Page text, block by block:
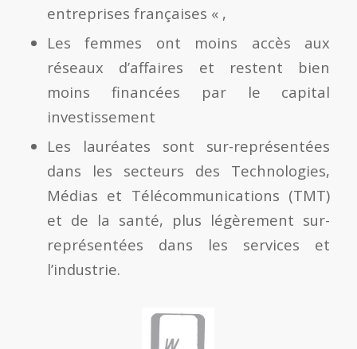
entreprises françaises « ,
Les femmes ont moins accès aux
réseaux d’affaires et restent bien
moins financées par le capital
investissement
Les lauréates sont sur-représentées
dans les secteurs des Technologies,
Médias et Télécommunications (TMT)
et de la santé, plus légèrement sur-
représentées dans les services et
l’industrie.